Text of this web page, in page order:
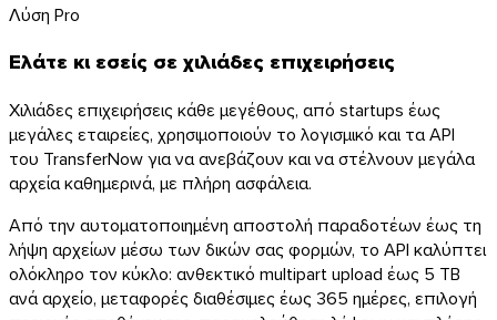
Firefox
Λύση Pro
Ελάτε κι εσείς σε χιλιάδες επιχειρήσεις
Χιλιάδες επιχειρήσεις κάθε μεγέθους, από startups έως
μεγάλες εταιρείες, χρησιμοποιούν το λογισμικό και τα API
του TransferNow για να ανεβάζουν και να στέλνουν μεγάλα
αρχεία καθημερινά, με πλήρη ασφάλεια.
Από την αυτοματοποιημένη αποστολή παραδοτέων έως τη
λήψη αρχείων μέσω των δικών σας φορμών, το API καλύπτει
ολόκληρο τον κύκλο: ανθεκτικό multipart upload έως 5 TB
ανά αρχείο, μεταφορές διαθέσιμες έως 365 ημέρες, επιλογή